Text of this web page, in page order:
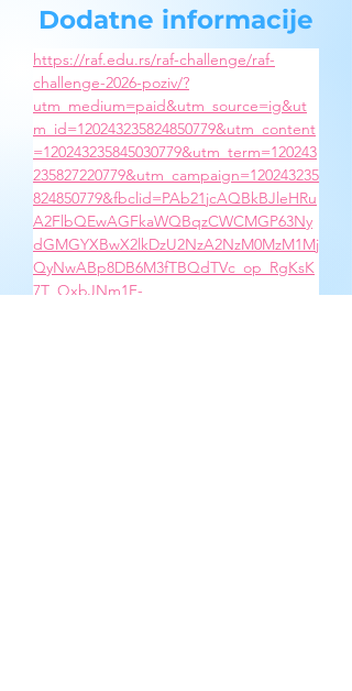
Dodatne informacije
https://raf.edu.rs/raf-challenge/raf-
challenge-2026-poziv/?
utm_medium=paid&utm_source=ig&ut
m_id=120243235824850779&utm_content
=120243235845030779&utm_term=120243
235827220779&utm_campaign=120243235
824850779&fbclid=PAb21jcAQBkBJleHRu
A2FlbQEwAGFkaWQBqzCWCMGP63Ny
dGMGYXBwX2lkDzU2NzA2NzM0MzM1Mj
QyNwABp8DB6M3fTBQdTVc_op_RgKsK
7T_QxbJNm1F-